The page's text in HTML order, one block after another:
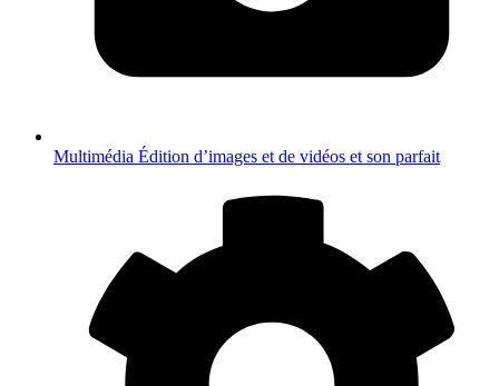
Multimédia Édition d’images et de vidéos et son parfait